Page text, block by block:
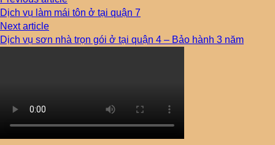
Dịch vụ làm mái tôn ở tại quận 7
Next article
Dịch vụ sơn nhà trọn gói ở tại quận 4 – Bảo hành 3 năm